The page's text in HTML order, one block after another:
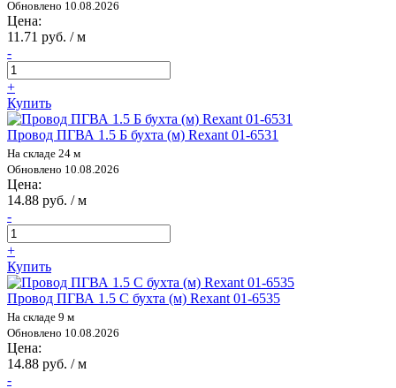
Обновлено 10.08.2026
Цена:
11.71 руб. / м
-
+
Купить
Провод ПГВА 1.5 Б бухта (м) Rexant 01-6531
На складе 24 м
Обновлено 10.08.2026
Цена:
14.88 руб. / м
-
+
Купить
Провод ПГВА 1.5 С бухта (м) Rexant 01-6535
На складе 9 м
Обновлено 10.08.2026
Цена:
14.88 руб. / м
-